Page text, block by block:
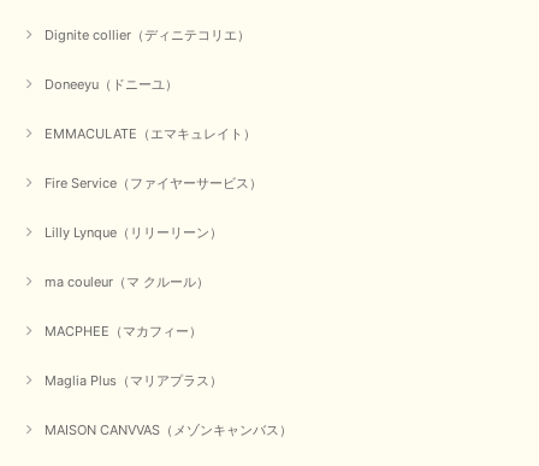
Dignite collier（ディニテコリエ）
Doneeyu（ドニーユ）
EMMACULATE（エマキュレイト）
Fire Service（ファイヤーサービス）
Lilly Lynque（リリーリーン）
ma couleur（マ クルール）
MACPHEE（マカフィー）
Maglia Plus（マリアプラス）
MAISON CANVVAS（メゾンキャンバス）